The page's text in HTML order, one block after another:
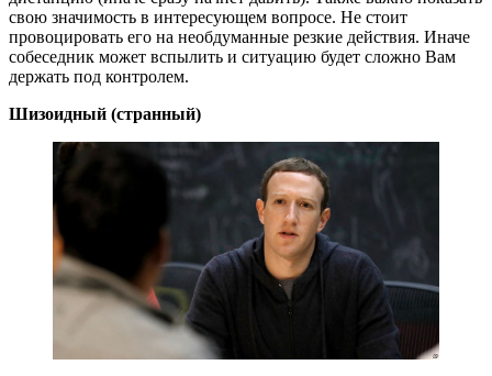
свою значимость в интересующем вопросе. Не стоит
провоцировать его на необдуманные резкие действия. Иначе
собеседник может вспылить и ситуацию будет сложно Вам
держать под контролем.
Шизоидный (странный)